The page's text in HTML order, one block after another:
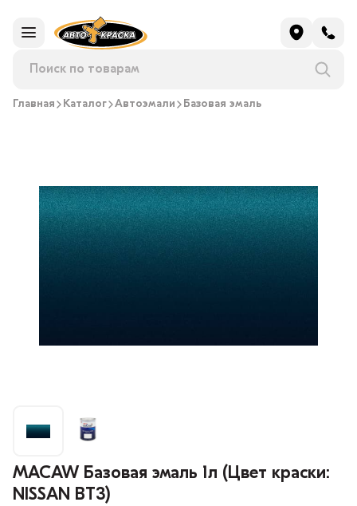
Главная Каталог Автоэмали Базовая эмаль
MACAW Базовая эмаль 1л (Цвет краски:
NISSAN BT3)